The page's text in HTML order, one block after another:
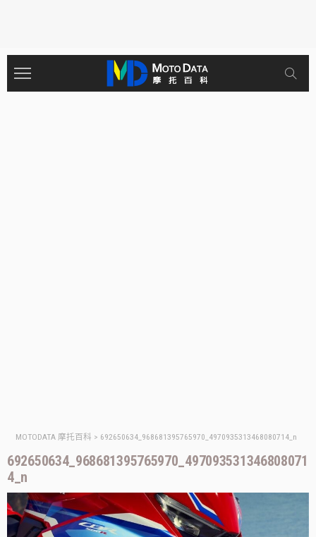
MOTODATA 摩托百科 > 692650634_968681395765970_4970935313468080714_n
692650634_968681395765970_497093531346808071
4_n